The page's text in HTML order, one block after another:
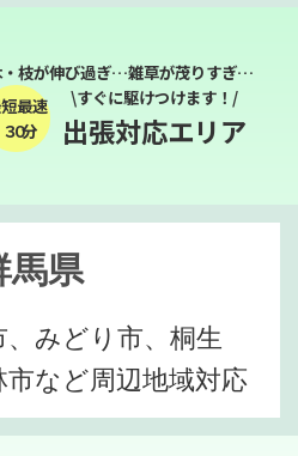
枝が伸び過ぎ…雑草が茂りすぎ…
最速
３０分
\すぐに駆けつけます！/
出張対応エリア
馬県
みどり市、桐生
など周辺地域対応